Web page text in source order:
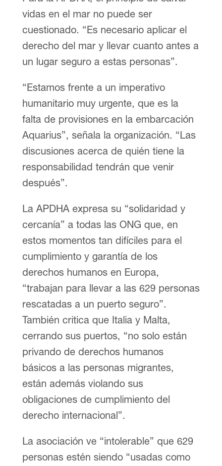
vidas en el mar no puede ser
cuestionado. “Es necesario aplicar el
derecho del mar y llevar cuanto antes a
un lugar seguro a estas personas”.
“Estamos frente a un imperativo
humanitario muy urgente, que es la
falta de provisiones en la embarcación
Aquarius”, señala la organización. “Las
discusiones acerca de quién tiene la
responsabilidad tendrán que venir
después”.
La APDHA expresa su “solidaridad y
cercanía” a todas las ONG que, en
estos momentos tan difíciles para el
cumplimiento y garantía de los
derechos humanos en Europa,
“trabajan para llevar a las 629 personas
rescatadas a un puerto seguro”.
También critica que Italia y Malta,
cerrando sus puertos, “no solo están
privando de derechos humanos
básicos a las personas migrantes,
están además violando sus
obligaciones de cumplimiento del
derecho internacional”.
La asociación ve “intolerable” que 629
personas estén siendo “usadas como